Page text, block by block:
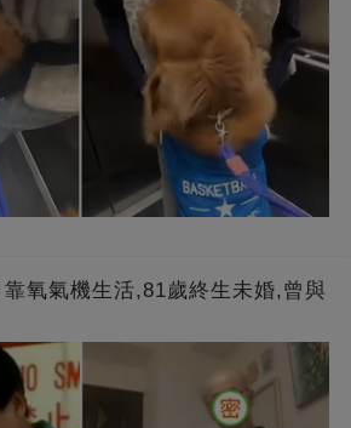
氧氣機生活,81歲終生未婚,曾與